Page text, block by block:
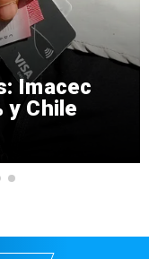
Imacec
y Chile